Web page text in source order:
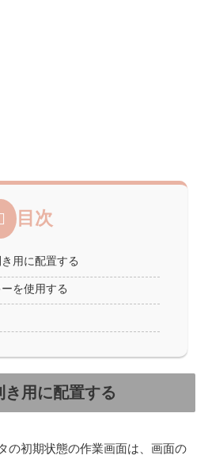
目次
用に配置する
を使用する
き用に配置する
の初期状態の作業画面は、画面の